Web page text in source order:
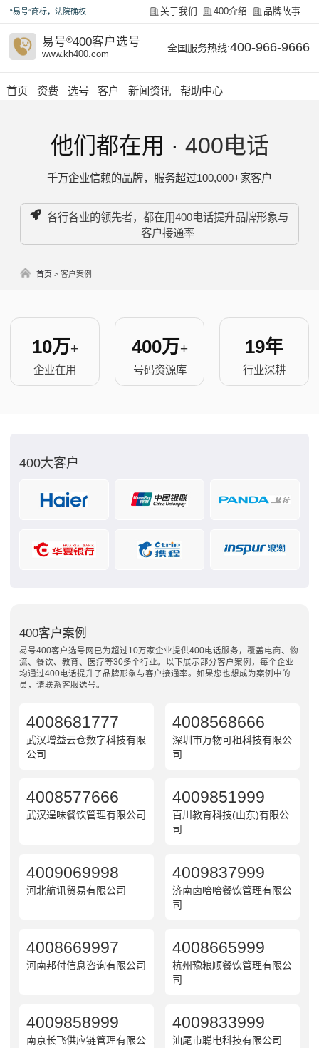
“易号”商标，法院确权 关于我们 400介绍 品牌故事
易号®400客户选号
www.kh400.com
全国服务热线:400-966-9666
首页 资费 选号 客户 新闻资讯 帮助中心
他们都在用 · 400电话
千万企业信赖的品牌，服务超过100,000+家客户
各行各业的领先者，都在用400电话提升品牌形象与
客户接通率
首页 >客户案例
10万+
企业在用
400万+
号码资源库
19年
行业深耕
400大客户
400客户案例
易号400客户选号网已为超过10万家企业提供400电话服务，覆盖电商、物
流、餐饮、教育、医疗等30多个行业。以下展示部分客户案例，每个企业
均通过400电话提升了品牌形象与客户接通率。如果您也想成为案例中的一
员，请联系客服选号。
4008681777
武汉增益云仓数字科技有限
公司
4008568666
深圳市万物可租科技有限公
司
4008577666
武汉逞味餐饮管理有限公司
4009851999
百川教育科技(山东)有限公
司
4009069998
河北航讯贸易有限公司
4009837999
济南卤哈哈餐饮管理有限公
司
4008669997
河南邦付信息咨询有限公司
4008665999
杭州豫粮顺餐饮管理有限公
司
4009858999
南京长飞供应链管理有限公
4009833999
汕尾市聪电科技有限公司